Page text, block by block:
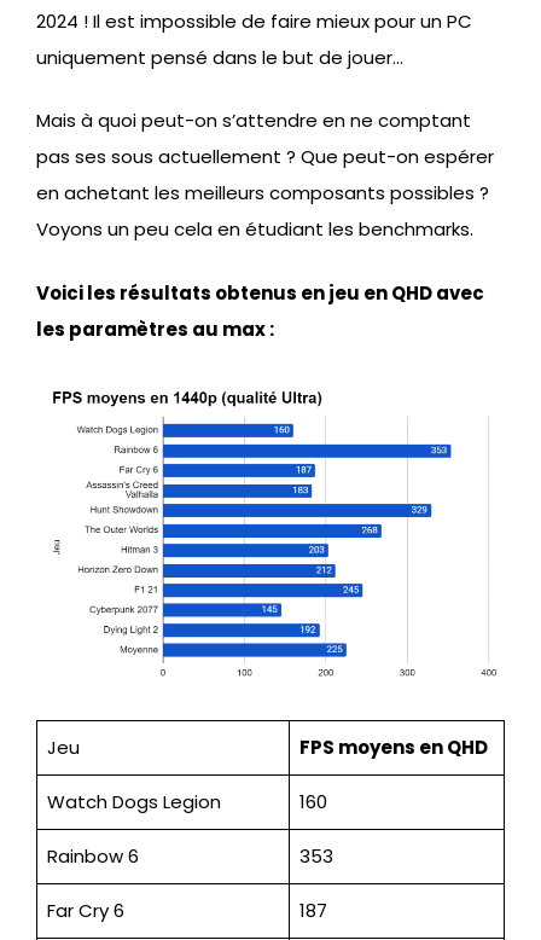
2024 ! Il est impossible de faire mieux pour un PC
uniquement pensé dans le but de jouer…
Mais à quoi peut-on s’attendre en ne comptant
pas ses sous actuellement ? Que peut-on espérer
en achetant les meilleurs composants possibles ?
Voyons un peu cela en étudiant les benchmarks.
Voici les résultats obtenus en jeu en QHD avec
les paramètres au max :
Jeu FPS moyens en QHD
Watch Dogs Legion 160
Rainbow 6 353
Far Cry 6 187